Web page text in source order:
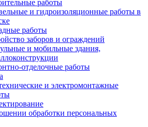
работы
и гидроизоляционные работы в
работы
заборов и ограждений
и мобильные здания,
отделочные работы
и электромонтажные
обработки персональных